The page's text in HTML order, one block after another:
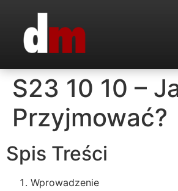
S23 10 10 –
Przyjmować?
Spis Treści
Wprowadzenie